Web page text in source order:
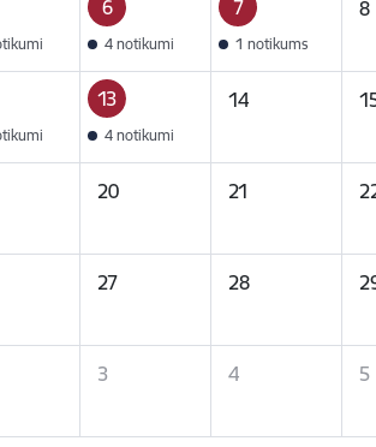
6
4 notikumi
7
1 notikums
8
13
4 notikumi
14
20 21
27 28
3 4 5